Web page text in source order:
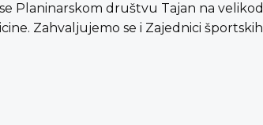
Planinarskom društvu Tajan na
Zahvaljujemo se i Zajednici